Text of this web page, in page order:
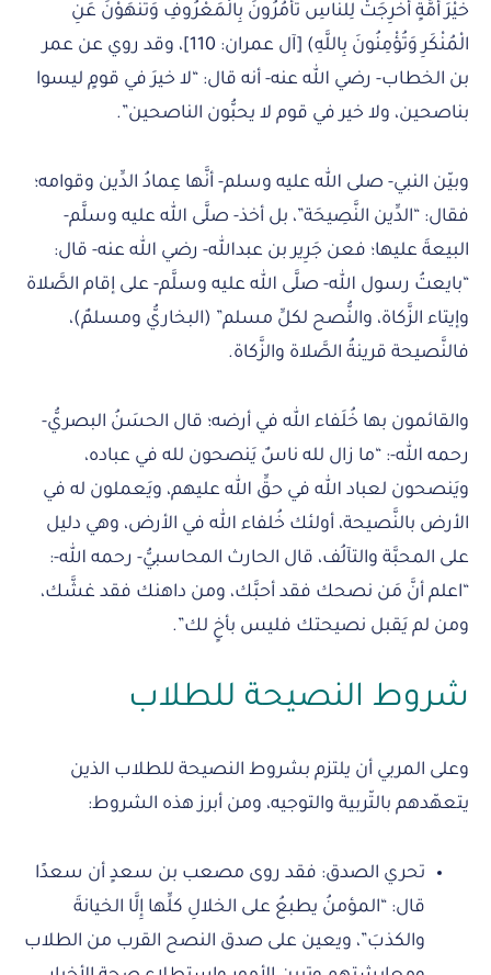
خَيْرَ أُمَّةٍ أُخْرِجَتْ لِلنَّاسِ تَأْمُرُونَ بِالْمَعْرُوفِ وَتَنْهَوْنَ عَنِ
الْمُنْكَرِ وَتُؤْمِنُونَ بِاللَّهِ) [آل عمران: 110]، وقد روي عن عمر
بن الخطاب- رضي الله عنه- أنه قال: “لا خيرَ في قومٍ ليسوا
بناصحين، ولا خير في قوم لا يحبُّون الناصحين”.
وبيّن النبي- صلى الله عليه وسلم- أنَّها عِمادُ الدِّين وقوامه؛
فقال: “الدِّين النَّصِيحَة”، بل أخذ- صلَّى الله عليه وسلَّم-
البيعةَ عليها؛ فعن جَرِير بن عبدالله- رضي الله عنه- قال:
“بايعتُ رسول الله- صلَّى الله عليه وسلَّم- على إقام الصَّلاة
وإيتاء الزَّكاة، والنُّصح لكلِّ مسلم” (البخاريُّ ومسلمٌ)،
فالنَّصيحة قرينةُ الصَّلاة والزَّكاة.
والقائمون بها خُلَفاء الله في أرضه؛ قال الحسَنُ البصريُّ-
رحمه الله-: “ما زال لله ناسٌ يَنصحون لله في عباده،
ويَنصحون لعباد الله في حقِّ الله عليهم، ويَعملون له في
الأرض بالنَّصيحة، أولئك خُلفاء الله في الأرض، وهي دليل
على المحبَّة والتآلُف، قال الحارث المحاسبيُّ- رحمه الله-:
“اعلم أنَّ مَن نصحك فقد أحبَّك، ومن داهنك فقد غشَّك،
ومن لم يَقبل نصيحتك فليس بأخٍ لك”.
شروط النصيحة للطلاب
وعلى المربي أن يلتزم بشروط النصيحة للطلاب الذين
يتعهّدهم بالتّربية والتوجيه، ومن أبرز هذه الشروط:
تحري الصدق: فقد روى مصعب بن سعدٍ أن سعدًا
قال: “المؤمنُ يطبعُ على الخلالِ كلِّها إِلَّا الخيانةَ
والكذبَ”، ويعين على صدق النصح القرب من الطلاب